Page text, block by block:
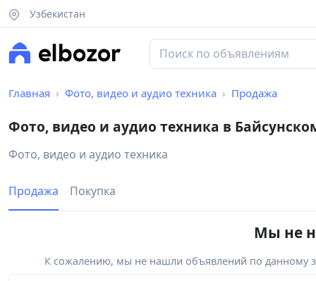
Узбекистан
Главная Фото, видео и аудио техника Продажа
Фото, видео и аудио техника в
Фото, видео и аудио техника
Продажа Покупка
Мы не
К сожалению, мы не нашли объявлений по данному